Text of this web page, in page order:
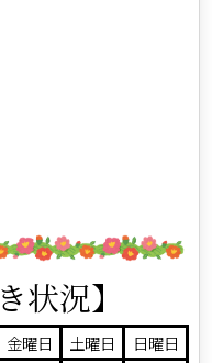
状況】
金曜日 土曜日 日曜日